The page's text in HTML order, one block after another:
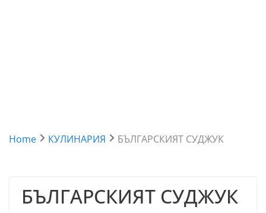
Home КУЛИНАРИЯ БЪЛГАРСКИЯТ СУДЖУК
БЪЛГАРСКИЯТ СУДЖУК